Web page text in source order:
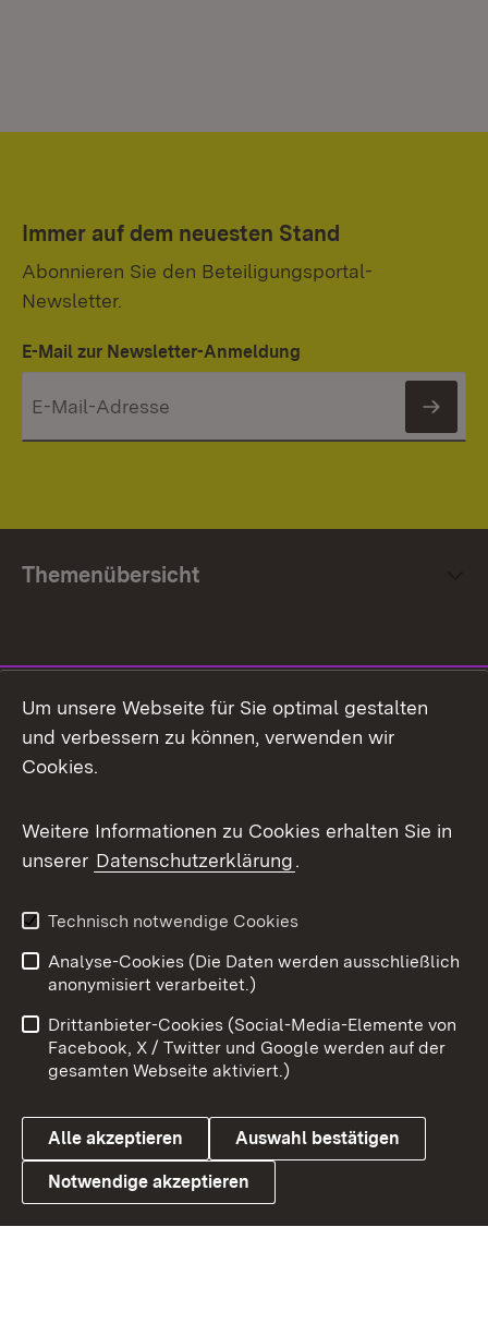
Immer auf dem neuesten Stand
Abonnieren Sie den Beteiligungsportal-
Newsletter.
E-Mail zur Newsletter-Anmeldung
Themenübersicht
Facebook
X / Twitter
Youtube
Link zum Landesportal
Impressum
Kontakt
Barrierefreiheit
Datenschutz
Cookies
Um unsere Webseite für Sie optimal gestalten
und verbessern zu können, verwenden wir
Cookies.
Weitere Informationen zu Cookies erhalten Sie in
unserer Datenschutzerklärung.
Technisch notwendige Cookies
Analyse-Cookies (Die Daten werden ausschließlich
anonymisiert verarbeitet.)
Drittanbieter-Cookies (Social-Media-Elemente von
Facebook, X / Twitter und Google werden auf der
gesamten Webseite aktiviert.)
Alle akzeptieren Auswahl bestätigen
Notwendige akzeptieren